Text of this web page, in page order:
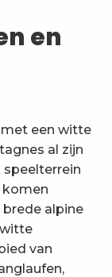
vrije
cultuur
en
een witte
al zijn
speelterrein
komen
alpine
van